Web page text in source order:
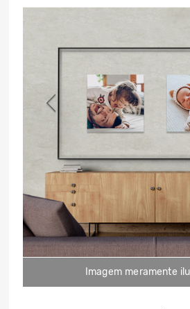
Imagem meramente